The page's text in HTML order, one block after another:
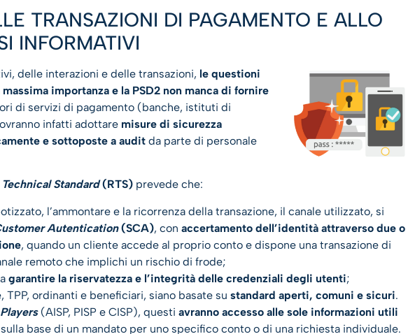
TRANSAZIONI DI PAGAMENTO E ALLO
INFORMATIVI
delle interazioni e delle transazioni, le questioni
importanza e la PSD2 non manca di fornire
di servizi di pagamento (banche, istituti di
infatti adottare misure di sicurezza
e sottoposte a audit da parte di personale
Standard(RTS) prevede che:
l’ammontare e la ricorrenza della transazione, il canale utilizzato, si
Autentication(SCA), con accertamento dell’identità attraverso due o
, quando un cliente accede al proprio conto e dispone una transazione di
remoto che implichi un rischio di frode;
garantire la riservatezza e l’integrità delle credenziali degli utenti;
TPP, ordinanti e beneficiari, siano basate su standard aperti, comuni e sicuri.
(AISP, PISP e CISP), questi avranno accesso alle sole informazioni utili
sulla base di un mandato per uno specifico conto o di una richiesta individuale.